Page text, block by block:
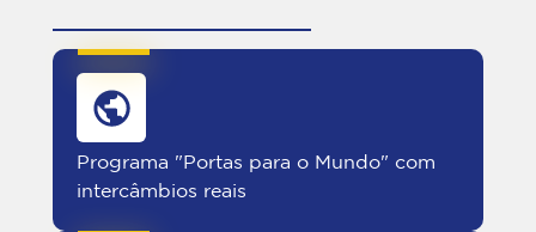
Programa "Portas para o Mundo" com
intercâmbios reais